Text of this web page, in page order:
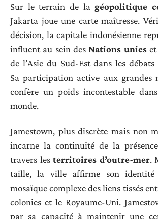
Sur le terrain de lagéopolitique
Jakarta joue une carte maîtresse.
décision, la capitale indonésienne
influent au sein desNations unieset
de l’Asie du Sud-Est dans les
Sa participation active aux grandes
confère un poids incontestable
monde.
Jamestown, plus discrète mais non
incarne la continuité de la
travers les territoires d’outre-mer.
taille, la ville affirme son
mosaïque complexe des liens tissés
colonies et le Royaume-Uni.
par sa capacité à maintenir une